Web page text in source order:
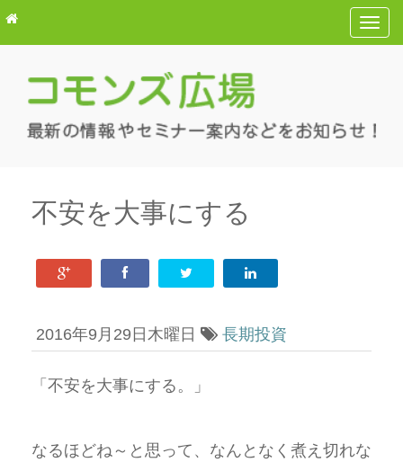
T
o
e
不安を大事にする
2016年9月29日木曜日 長期投資
「不安を大事にする。」
なるほどね～と思って、なんとなく煮え切れな